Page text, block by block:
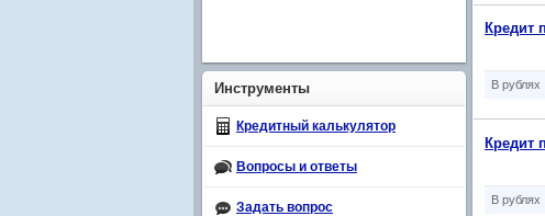
Кредит
В рублях
Кредит
В рублях
Инструменты
Кредитный калькулятор
Вопросы и ответы
Задать вопрос